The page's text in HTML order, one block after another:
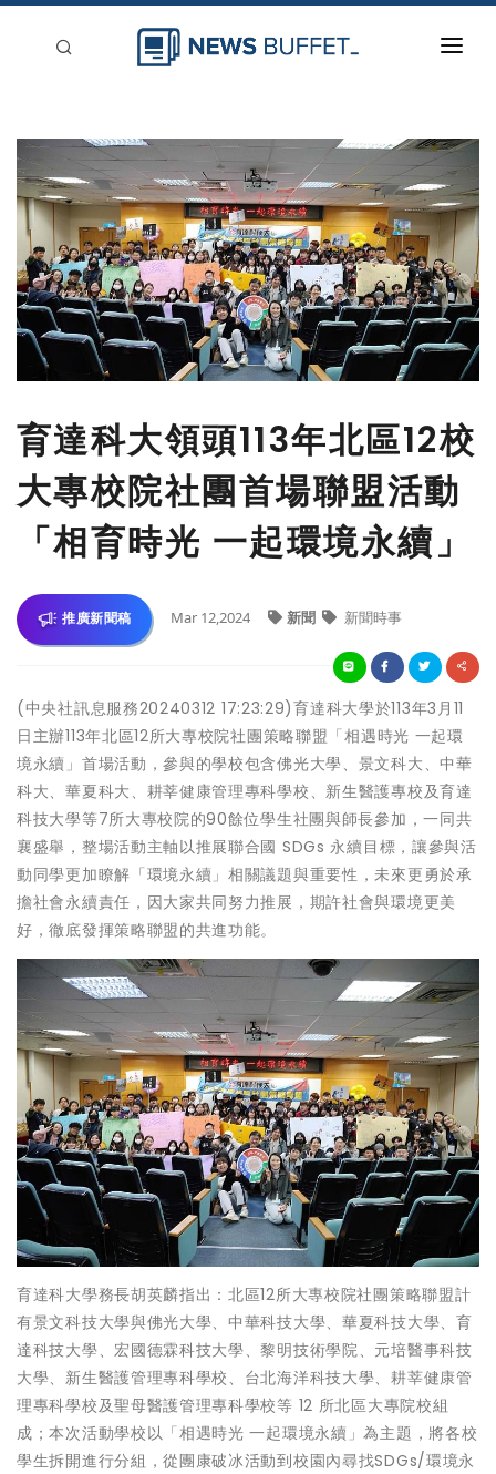
新聞稿分類
登入
刊登
育達科大領頭113年北區12校
大專校院社團首場聯盟活動
「相育時光 一起環境永續」
推廣新聞稿 Mar 12,2024 新聞 新聞時事
(中央社訊息服務20240312 17:23:29)育達科大學於113年3月11
日主辦113年北區12所大專校院社團策略聯盟「相遇時光 一起環
境永續」首場活動，參與的學校包含佛光大學、景文科大、中華
科大、華夏科大、耕莘健康管理專科學校、新生醫護專校及育達
科技大學等7所大專校院的90餘位學生社團與師長參加，一同共
襄盛舉，整場活動主軸以推展聯合國 SDGs 永續目標，讓參與活
動同學更加瞭解「環境永續」相關議題與重要性，未來更勇於承
擔社會永續責任，因大家共同努力推展，期許社會與環境更美
好，徹底發揮策略聯盟的共進功能。
育達科大學務長胡英麟指出：北區12所大專校院社團策略聯盟計
有景文科技大學與佛光大學、中華科技大學、華夏科技大學、育
達科技大學、宏國德霖科技大學、黎明技術學院、元培醫事科技
大學、新生醫護管理專科學校、台北海洋科技大學、耕莘健康管
理專科學校及聖母醫護管理專科學校等 12 所北區大專院校組
成；本次活動學校以「相遇時光 一起環境永續」為主題，將各校
學生拆開進行分組，從團康破冰活動到校園內尋找SDGs/環境永